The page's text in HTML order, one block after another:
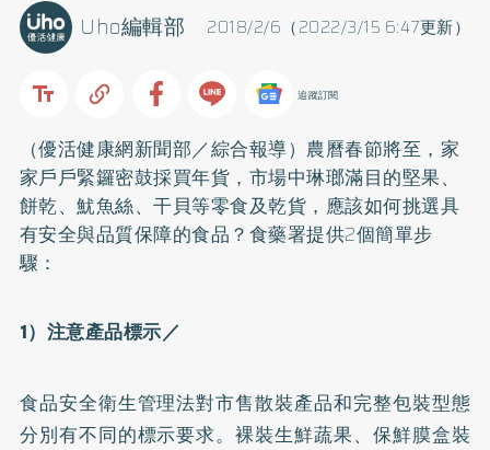
2018/2/6（2022/3/15 6:47更新）
Uho編輯部
追蹤訂閱
（優活健康網新聞部／綜合報導）農曆春節將至，家
家戶戶緊鑼密鼓採買年貨，市場中琳瑯滿目的堅果、
餅乾、魷魚絲、干貝等零食及乾貨，應該如何挑選具
有安全與品質保障的食品？食藥署提供2個簡單步
驟：
1）注意產品標示／
食品安全衛生管理法對市售散裝產品和完整包裝型態
分別有不同的標示要求。裸裝生鮮蔬果、保鮮膜盒裝